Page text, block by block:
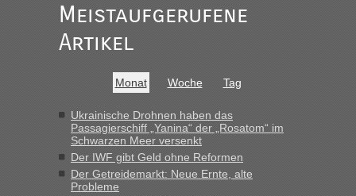
Alleinreisende Männer stehen schließlich immer unter
Verdacht.“
Anfang des Jahres haben die Zollbeamten
Verstöße im Wert von fast 11 Milliarden
aufgedeckt
„Kein Zoll. Du musst an sich nur sagen dass das privat ist
und du nicht damit handeln willst. So lange das nicht
Originalverpackt ist und ersichlich das nicht neu sollte es
keine Probleme geben“
Meistaufgerufene
Artikel
Monat Woche Tag
Ukrainische Drohnen haben das
Passagierschiff „Yanina“ der „Rosatom“ im
Schwarzen Meer versenkt
Der IWF gibt Geld ohne Reformen
Der Getreidemarkt: Neue Ernte, alte
Probleme